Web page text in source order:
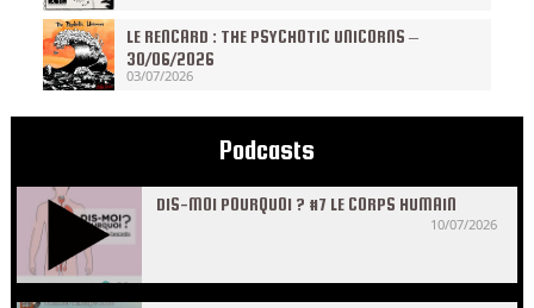
LE RENCARD : THE PSYCHOTIC UNICORNS –
30/06/2026
03/07/2026
Podcasts
DIS-MOI POURQUOI ? #7 LE CORPS HUMAIN
10/07/2026